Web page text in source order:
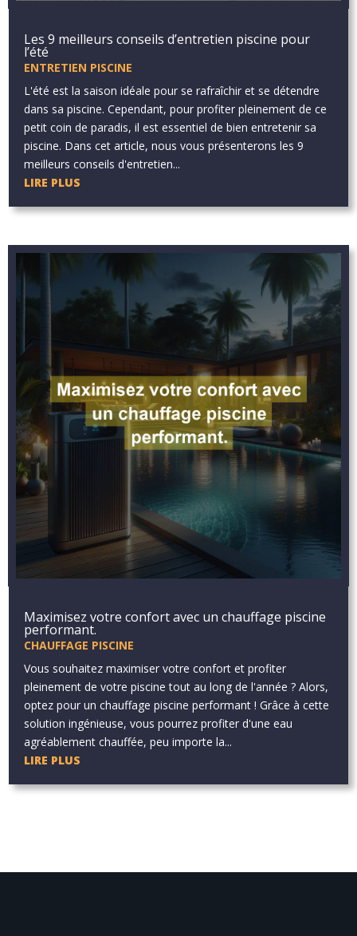
Les 9 meilleurs conseils d’entretien piscine pour
l’été
ENTRETIEN PISCINE
L'été est la saison idéale pour se rafraîchir et se détendre
dans sa piscine. Cependant, pour profiter pleinement de ce
petit coin de paradis, il est essentiel de bien entretenir sa
piscine. Dans cet article, nous vous présenterons les 9
meilleurs conseils d'entretien...
LIRE PLUS
Maximisez votre confort avec un chauffage piscine
performant.
CHAUFFAGE PISCINE
Vous souhaitez maximiser votre confort et profiter
pleinement de votre piscine tout au long de l'année ? Alors,
optez pour un chauffage piscine performant ! Grâce à cette
solution ingénieuse, vous pourrez profiter d'une eau
agréablement chauffée, peu importe la...
LIRE PLUS